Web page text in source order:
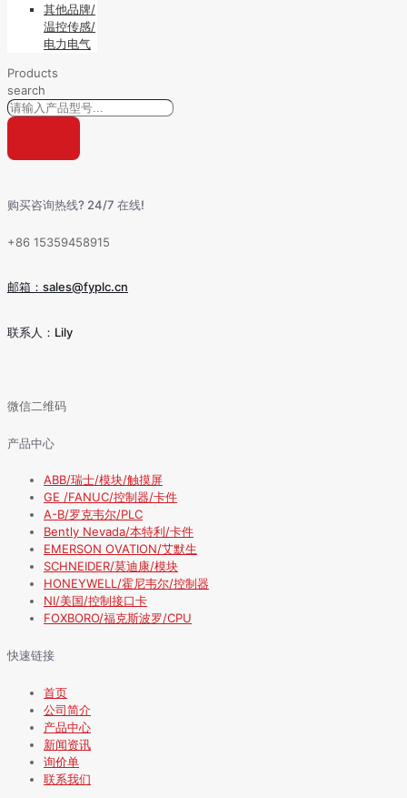
其他品牌/
温控传感/
电力电气
Products
search
购买咨询热线? 24/7 在线!
+86 15359458915
邮箱：sales@fyplc.cn
联系人：Lily
微信二维码
产品中心
ABB/瑞士/模块/触摸屏
GE /FANUC/控制器/卡件
A-B/罗克韦尔/PLC
Bently Nevada/本特利/卡件
EMERSON OVATION/艾默生
SCHNEIDER/莫迪康/模块
HONEYWELL/霍尼韦尔/控制器
NI/美国/控制接口卡
FOXBORO/福克斯波罗/CPU
快速链接
首页
公司简介
产品中心
新闻资讯
询价单
联系我们